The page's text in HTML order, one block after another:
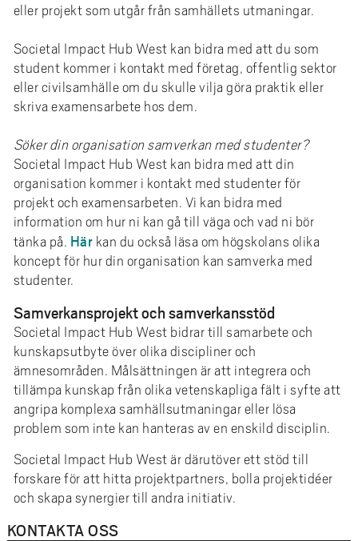
eller projekt som utgår från samhällets utmaningar.
Societal Impact Hub West kan bidra med att du som
student kommer i kontakt med företag, offentlig sektor
eller civilsamhälle om du skulle vilja göra praktik eller
skriva examensarbete hos dem.
Söker din organisation samverkan med studenter?
Societal Impact Hub West kan bidra med att din
organisation kommer i kontakt med studenter för
projekt och examensarbeten. Vi kan bidra med
information om hur ni kan gå till väga och vad ni bör
tänka på. Här kan du också läsa om högskolans olika
koncept för hur din organisation kan samverka med
studenter.
Samverkansprojekt och samverkansstöd
Societal Impact Hub West bidrar till samarbete och
kunskapsutbyte över olika discipliner och
ämnesområden. Målsättningen är att integrera och
tillämpa kunskap från olika vetenskapliga fält i syfte att
angripa komplexa samhällsutmaningar eller lösa
problem som inte kan hanteras av en enskild disciplin.
Societal Impact Hub West är därutöver ett stöd till
forskare för att hitta projektpartners, bolla projektidéer
och skapa synergier till andra initiativ.
KONTAKTA OSS